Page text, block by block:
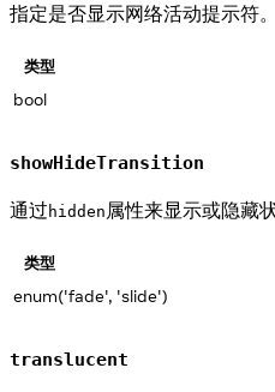
指定是否显示网络活动提示符。
类型
bool
showHideTransition
通过 hidden 属性来显示或隐藏
类型
enum('fade', 'slide')
translucent